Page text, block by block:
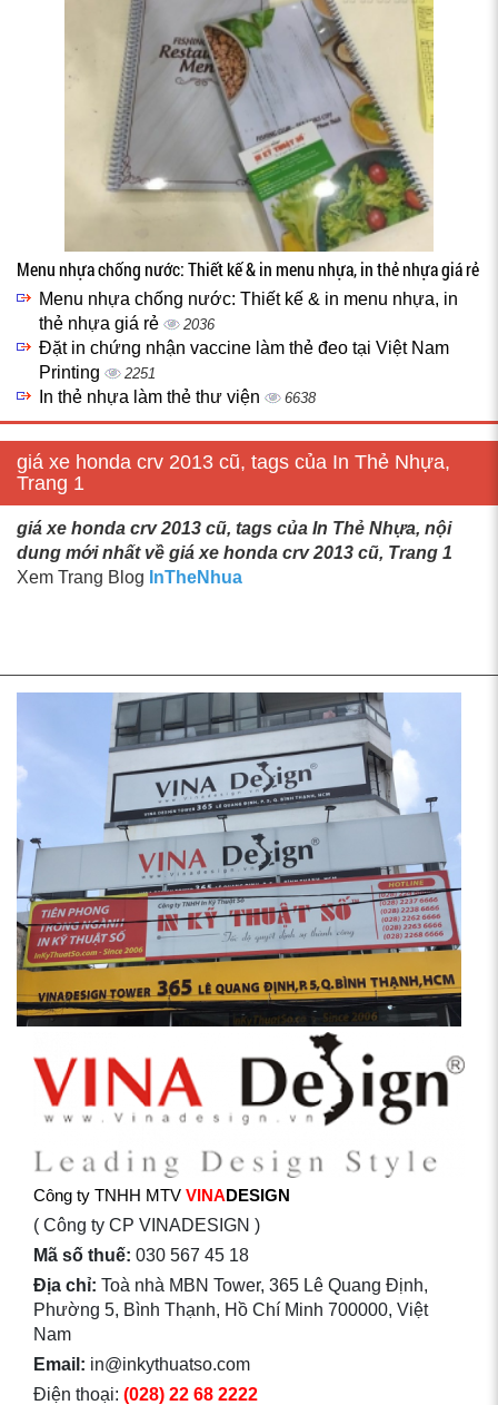
Menu nhựa chống nước: Thiết kế & in menu nhựa, in thẻ nhựa giá rẻ
Menu nhựa chống nước: Thiết kế & in menu nhựa, in
thẻ nhựa giá rẻ
2036
Đặt in chứng nhận vaccine làm thẻ đeo tại Việt Nam
Printing
2251
In thẻ nhựa làm thẻ thư viện 6638
giá xe honda crv 2013 cũ, tags của In Thẻ Nhựa,
Trang 1
giá xe honda crv 2013 cũ, tags của In Thẻ Nhựa, nội
dung mới nhất về giá xe honda crv 2013 cũ, Trang 1
Xem Trang Blog InTheNhua
Công ty TNHH MTV VINADESIGN
( Công ty CP VINADESIGN )
Mã số thuế: 030 567 45 18
Địa chỉ: Toà nhà MBN Tower, 365 Lê Quang Định,
Phường 5, Bình Thạnh, Hồ Chí Minh 700000, Việt
Nam
Email: in@inkythuatso.com
Điện thoại: (028) 22 68 2222